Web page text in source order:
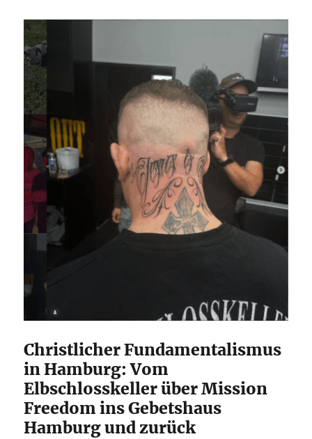
Christlicher Fundamentalismus
in Hamburg: Vom
Elbschlosskeller über Mission
Freedom ins Gebetshaus
Hamburg und zurück